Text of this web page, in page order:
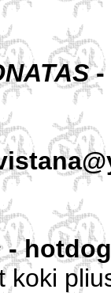
-
-
koki